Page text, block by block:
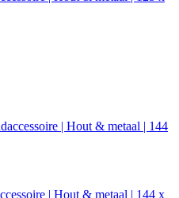
| Hout & metaal | 144 x